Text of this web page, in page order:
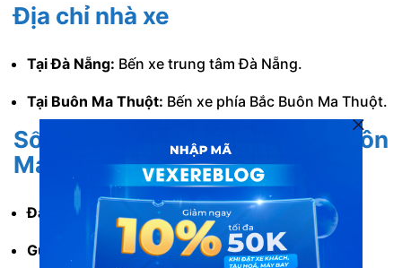
Địa chỉ nhà xe
Tại Đà Nẵng: Bến xe trung tâm Đà Nẵng.
Tại Buôn Ma Thuột: Bến xe phía Bắc Buôn Ma Thuột.
Số điện thoại xe Mai Linh đi Buôn
Ma Thuột từ Đà Nẵng
Đặt xe khách: 1900 88 86 84.
Gửi hàng: 0949 205 757 – 0941 405 757.